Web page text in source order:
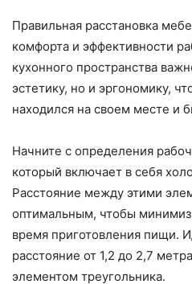
Правильная расстановка
комфорта и эффективности
кухонного пространства
эстетику, но и эргономику,
находился на своем месте и
Начните с определения
который включает в себя
Расстояние между этими
оптимальным, чтобы
время приготовления пищи.
расстояние от 1,2 до 2,7
элементом треугольника.